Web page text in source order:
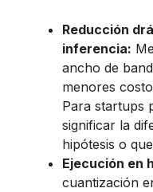
Reducción
inferencia:
ancho de
menores
Para startups
significar la
hipótesis o
Ejecución en
cuantización